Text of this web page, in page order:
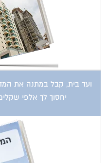
ועד בית, קבל במתנה את
יחסוך לך אלפי